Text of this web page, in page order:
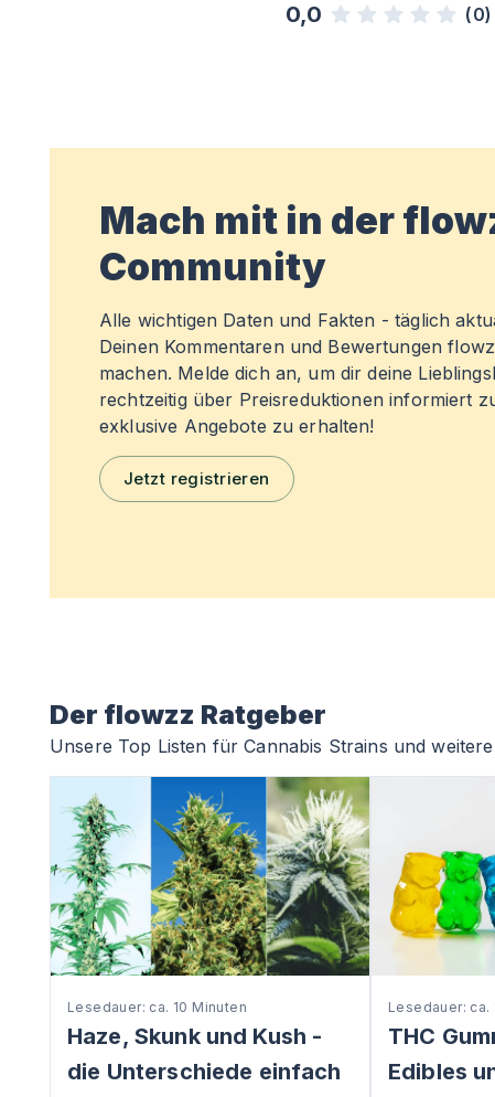
0,0 (0)
Mach mit in der
Community
Alle wichtigen Daten und Fakten - täglich
Deinen Kommentaren und Bewertungen
machen. Melde dich an, um dir deine
rechtzeitig über Preisreduktionen informiert
exklusive Angebote zu erhalten!
Jetzt registrieren
Der flowzz Ratgeber
Unsere Top Listen für Cannabis Strains und
Lesedauer: ca. 10 Minuten
Haze, Skunk und Kush -
die Unterschiede einfach
Lesedauer: ca.
THC
Edibles